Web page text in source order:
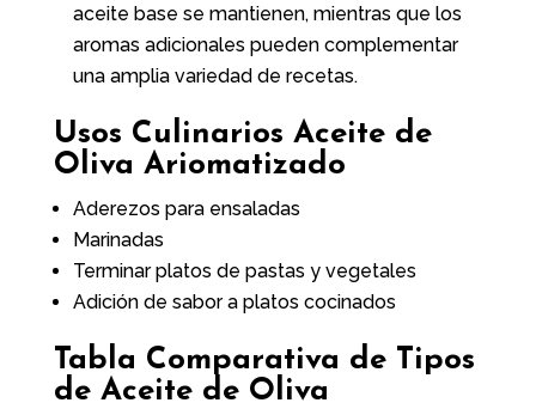
aceite base se mantienen, mientras que los
aromas adicionales pueden complementar
una amplia variedad de recetas.
Usos Culinarios Aceite de
Oliva Ariomatizado
Aderezos para ensaladas
Marinadas
Terminar platos de pastas y vegetales
Adición de sabor a platos cocinados
Tabla Comparativa de Tipos
de Aceite de Oliva